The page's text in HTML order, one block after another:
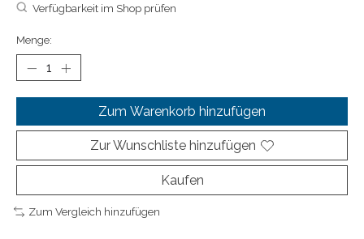
Verfügbarkeit im Shop prüfen
Menge:
Zum Warenkorb hinzufügen
Zur Wunschliste hinzufügen
Kaufen
Zum Vergleich hinzufügen